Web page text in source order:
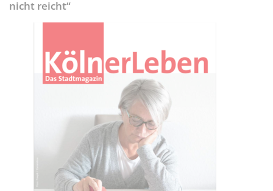
nicht reicht“